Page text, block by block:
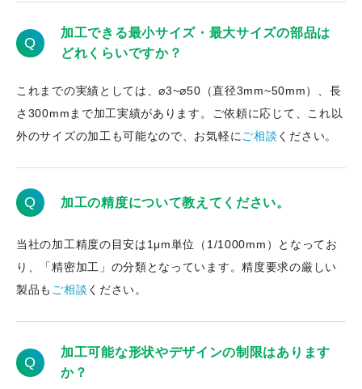
Q
加工できる最小サイズ・最大サイズの部品は
どれくらいですか？
これまでの実績としては、⌀3~⌀50（直径3mm~50mm）、長
さ300mmまで加工実績があります。ご依頼に応じて、これ以
外のサイズの加工も可能なので、お気軽に ご相談 ください。
Q 加工の精度について教えてください。
当社の加工精度の目安は1μm単位（1/1000mm）となってお
り、「精密加工」の分類となっています。精度要求の厳しい
製品も ご相談 ください。
Q
加工可能な形状やデザインの制限はあります
か？